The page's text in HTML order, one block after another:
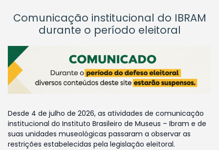
Comunicação institucional do IBRAM
durante o período eleitoral
Desde 4 de julho de 2026, as atividades de comunicação
institucional do Instituto Brasileiro de Museus – Ibram e de
suas unidades museológicas passaram a observar as
restrições estabelecidas pela legislação eleitoral.